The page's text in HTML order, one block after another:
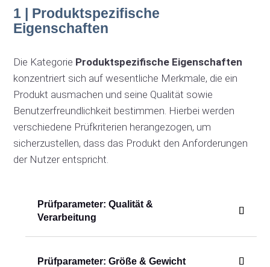
1 | Produktspezifische
Eigenschaften
Die Kategorie Produktspezifische Eigenschaften
konzentriert sich auf wesentliche Merkmale, die ein
Produkt ausmachen und seine Qualität sowie
Benutzerfreundlichkeit bestimmen. Hierbei werden
verschiedene Prüfkriterien herangezogen, um
sicherzustellen, dass das Produkt den Anforderungen
der Nutzer entspricht.
Prüfparameter: Qualität &
Verarbeitung
Prüfparameter: Größe & Gewicht